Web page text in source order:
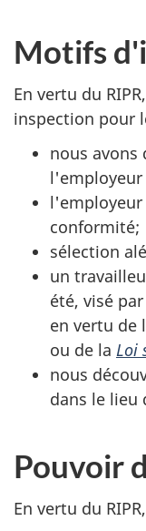
Motifs
En vertu du
inspection pour
nous avons
l'employeur
conformité;
sélection
un
été, visé
en vertu de
ou de la Loi
nous
dans le lieu
Pouvoir
En vertu du